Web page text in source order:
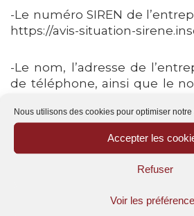
Nous utilisons des cookies pour optimiser notre
Accepter les
Refuser
Voir les
-Le numéro SIREN de
https://avis-situation-
-Le nom, l’adresse de
de téléphone, ainsi que le
de l’hébergeur ;
-Le site doit également être
signifie que la connexion
fournir des informations